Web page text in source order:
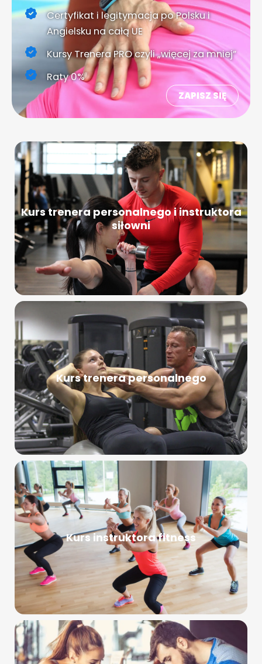
Certyfikat i legitymacja po Polsku i
Angielsku na całą UE
Kursy Trenera PRO czyli „więcej za mniej”
Raty 0%
ZAPISZ SIĘ
Kurs trenera personalnego i instruktora
siłowni
Kurs trenera personalnego
Kurs instruktora fitness